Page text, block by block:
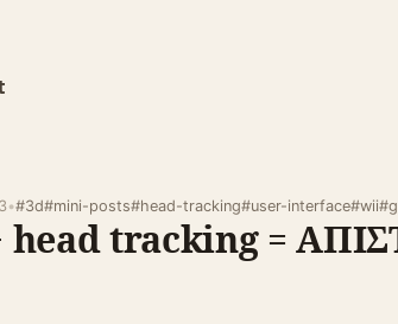
•#3d#mini-posts#head-tracking#user-interface#wii
tracking =